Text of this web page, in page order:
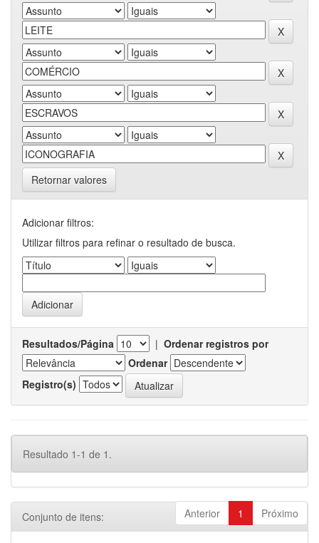
Retornar valores
Adicionar filtros:
Utilizar filtros para refinar o resultado de busca.
Resultados/Página | Ordenar registros por
Ordenar
Registro(s)
Resultado 1-1 de 1.
Anterior 1 Próximo
Conjunto de itens: